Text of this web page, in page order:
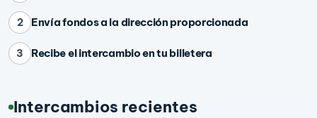
2 Envía fondos a la dirección proporcionada
3 Recibe el intercambio en tu billetera
Intercambios recientes